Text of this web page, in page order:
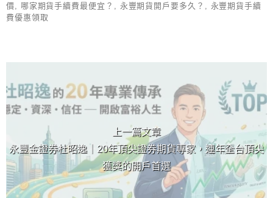
價
哪家期貨手續費最便宜？ 永豐期貨開戶要多久？
永豐期貨手續
費優惠領取
上一篇文章
永豐金證券杜昭逸｜20年頂尖證券期貨專家，連年全台頂尖
獲獎的開戶首選